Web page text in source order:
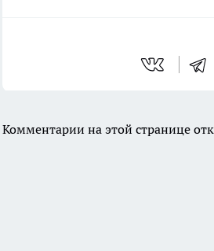
Комментарии на этой странице